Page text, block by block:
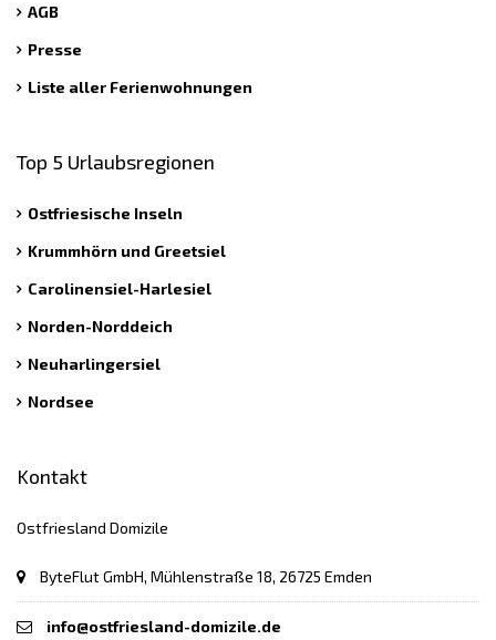
AGB
Presse
Liste aller Ferienwohnungen
Top 5 Urlaubsregionen
Ostfriesische Inseln
Krummhörn und Greetsiel
Carolinensiel-Harlesiel
Norden-Norddeich
Neuharlingersiel
Nordsee
Kontakt
Ostfriesland Domizile
ByteFlut GmbH, Mühlenstraße 18, 26725 Emden
info@ostfriesland-domizile.de